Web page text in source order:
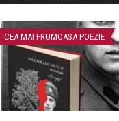
CEA MAI FRUMOASA POEZIE